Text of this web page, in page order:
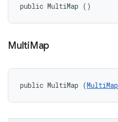
public MultiMap ()
MultiMap
public MultiMap (MultiMap